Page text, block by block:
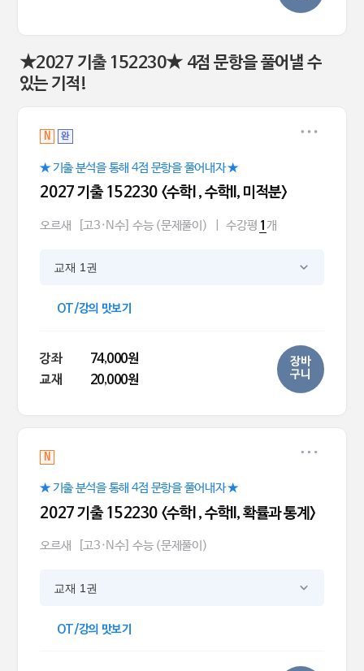
★2027 기출 152230★ 4점 문항을 풀어낼 수
있는 기적!
N 완
★ 기출 분석을 통해 4점 문항을 풀어내자 ★
2027 기출 152230 <수학l , 수학ll, 미적분>
오르새 [고3·N수] 수능 (문제풀이) 수강평 1 개
교재 1권
OT/강의 맛보기
강좌
74,000원
교재
20,000원
장바
구니
N
★ 기출 분석을 통해 4점 문항을 풀어내자 ★
2027 기출 152230 <수학l , 수학ll, 확률과 통계>
오르새 [고3·N수] 수능 (문제풀이)
교재 1권
OT/강의 맛보기